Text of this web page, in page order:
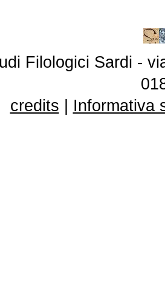
Filologici Sardi -
credits
Informativa